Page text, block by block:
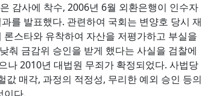
감사에 착수, 2006년 6월 외환은행이 인수자
를 발표했다. 관련하여 국회는 변양호 당시 재
스타와 유착하여 자산을 저평가하고 부실을
춰 금감위 승인을 받게 했다는 사실을 검찰에
나 2010년 대법원 무죄가 확정되었다. 사법당
값 매각, 과정의 적정성, 무리한 예외 승인 등의